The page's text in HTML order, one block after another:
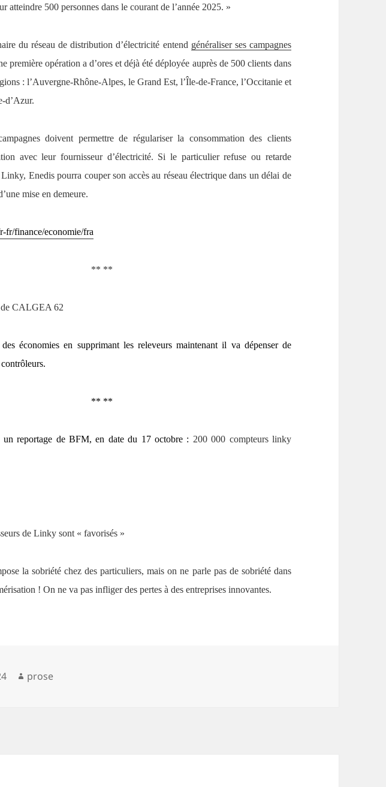
atteindre 500 personnes dans le courant de l’année 2025. »
du réseau de distribution d’électricité entend généraliser ses campagnes
première opération a d’ores et déjà été déployée auprès de 500 clients dans
: l’Auvergne-Rhône-Alpes, le Grand Est, l’Île-de-France, l’Occitanie et
d’Azur.
doivent permettre de régulariser la consommation des clients
avec leur fournisseur d’électricité. Si le particulier refuse ou retarde
Enedis pourra couper son accès au réseau électrique dans un délai de
mise en demeure.
fr/finance/economie/fra
** **
de CALGEA 62
économies en supprimant les releveurs maintenant il va dépenser de
** **
un reportage de BFM, en date du 17 octobre : 200 000 compteurs linky
de Linky sont « favorisés »
la sobriété chez des particuliers, mais on ne parle pas de sobriété dans
! On ne va pas infliger des pertes à des entreprises innovantes.
Auteur
prose